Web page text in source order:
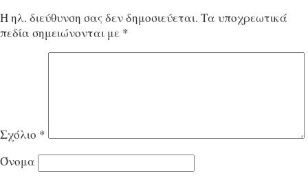
Η ηλ. διεύθυνση σας δεν δημοσιεύεται. Τα υποχρεωτικά
πεδία σημειώνονται με *
Σχόλιο *
Όνομα